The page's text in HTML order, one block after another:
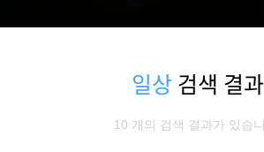
일상 검색 결과
10 개의 검색 결과가 있습